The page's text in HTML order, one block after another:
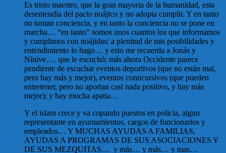
Es tristo maestro, que la gran mayoria de la humanidad, esta
desentendia del pacto noájico y no adopta cumplir. Y en tanto
no toman conciencia, y en tanto la conciencia no se pone en
marcha… “en tanto” somos unos cuantos los que informamos
y cumplimos con noájidas; a plenitud de mis posibilidades y
entendimiento lo hago… y esto me recuerda a Jonás y
Nínive…. que le escuchó; más ahora Occidente parece
pendiente de escuchar eventos deportivos (que no están mal,
pero hay más y mejor), eventos conncursivos (que pueden
entretener, pero no aportan casi nada positivo, y hay más
mejor); y hay mucha apatia…
Y el islam crece y va copando puestos en policia, algun
representante en ayuntamientos, cargos de funcionarios y
empleados… Y MUCHAS AYUDAS A FAMILIAS,
AYUDAS A PROGRAMAS DE SUS ASOCIACIONES Y
DE SUS MEZQUITAS… y más… y más… y mas…